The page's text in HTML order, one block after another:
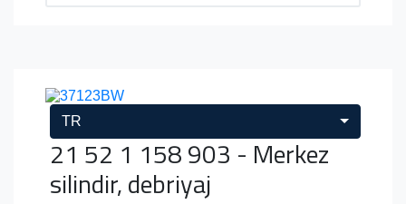
TR
21 52 1 158 903 - Merkez
silindir, debriyaj